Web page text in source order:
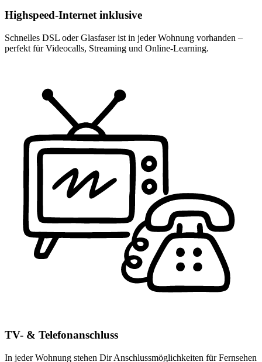
Highspeed-Internet inklusive
Schnelles DSL oder Glasfaser ist in jeder Wohnung vorhanden –
perfekt für Videocalls, Streaming und Online-Learning.
TV- & Telefonanschluss
In jeder Wohnung stehen Dir Anschlussmöglichkeiten für Fernsehen